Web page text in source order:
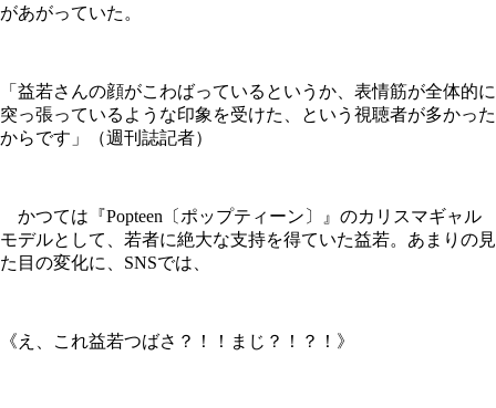
があがっていた。
「益若さんの顔がこわばっているというか、表情筋が全体的に
突っ張っているような印象を受けた、という視聴者が多かった
からです」（週刊誌記者）
かつては『Popteen〔ポップティーン〕』のカリスマギャル
モデルとして、若者に絶大な支持を得ていた益若。あまりの見
た目の変化に、SNSでは、
《え、これ益若つばさ？！！まじ？！？！》